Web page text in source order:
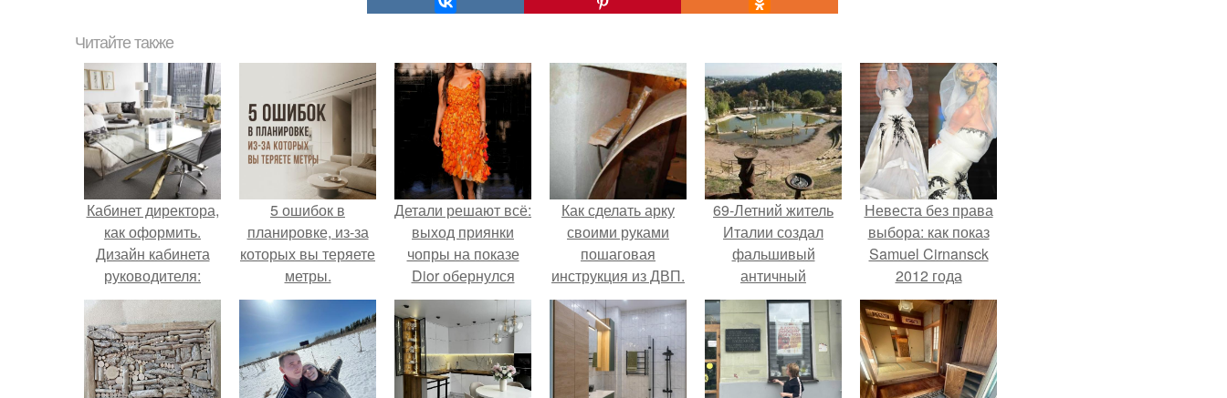
Читайте также
Кабинет директора,
как оформить.
Дизайн кабинета
руководителя:
зонирование,
выбор декора,
модные тенденции
5 ошибок в
планировке, из-за
которых вы теряете
метры.
Детали решают всё:
выход приянки
чопры на показе
Dior обернулся
шквалом критики
из-за небрежного
пошива.
Как сделать арку
своими руками
пошаговая
инструкция из ДВП.
Арка своими
руками из ДВП
69-Летний житель
Италии создал
фальшивый
античный
амфитеатр и
долгое время
успешно выдавал
его за настоящее
историческое
Невеста без права
выбора: как показ
Samuel Cirnansck
2012 года
превратил подиум
в манифест против
принуждения.